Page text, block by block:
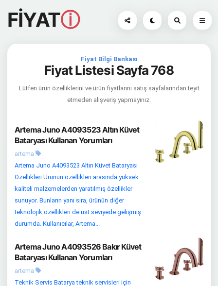
FİYATⓘ
Fiyat Bilgi Bankası
Fiyat Listesi Sayfa 768
Lütfen ürün özelliklerini ve ürün fiyatlarını satış sayfalarından teyit
etmeden alışveriş yapmayınız.
Artema Juno A4093523 Altın Küvet
Bataryası Kullanan Yorumları
artema
Artema Juno A4093523 Altın Küvet Bataryası
Özellikleri Ürünün özellikleri arasında yüksek
kaliteli malzemelerden yaratılmış özellikler
sunuyor. Bunların yanı sıra, ürünün diğer
teknolojik özellikleri de üst seviyede gelişmiş
durumda. Kullanıcılar, Artema...
Artema Juno A4093526 Bakır Küvet
Bataryası Kullanan Yorumları
artema
Teknik Servis Batarya teknik servisleri için